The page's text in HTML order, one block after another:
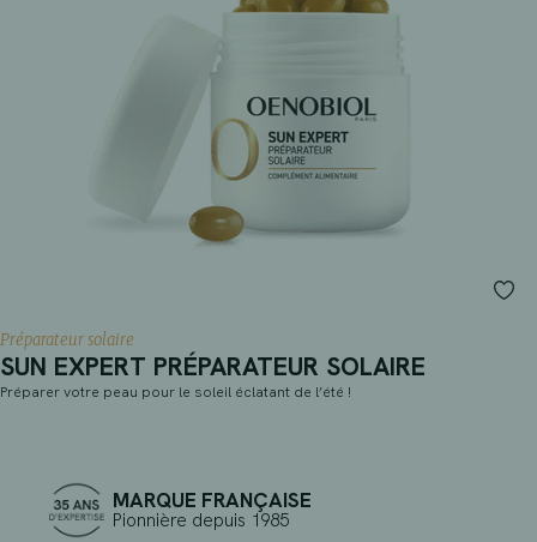
Préparateur solaire
SUN EXPERT PRÉPARATEUR SOLAIRE
Préparer votre peau pour le soleil éclatant de l’été !
MARQUE FRANÇAISE
Pionnière depuis 1985